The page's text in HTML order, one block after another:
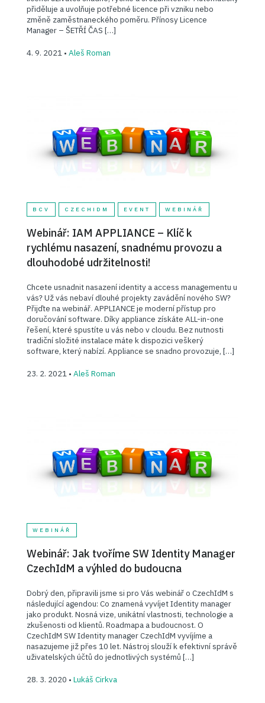
přiděluje a uvolňuje potřebné licence při vzniku nebo
změně zaměstnaneckého poměru. Přínosy Licence
Manager – ŠETŘÍ ČAS […]
4. 9. 2021 • Aleš Roman
BCV CZECHIDM EVENT WEBINÁŘ
Webinář: IAM APPLIANCE – Klíč k
rychlému nasazení, snadnému provozu a
dlouhodobé udržitelnosti!
Chcete usnadnit nasazení identity a access managementu u
vás? Už vás nebaví dlouhé projekty zavádění nového SW?
Přijďte na webinář. APPLIANCE je moderní přístup pro
doručování software. Díky appliance získáte ALL-in-one
řešení, které spustíte u vás nebo v cloudu. Bez nutnosti
tradiční složité instalace máte k dispozici veškerý
software, který nabízí. Appliance se snadno provozuje, […]
23. 2. 2021 • Aleš Roman
WEBINÁŘ
Webinář: Jak tvoříme SW Identity Manager
CzechIdM a výhled do budoucna
Dobrý den, připravili jsme si pro Vás webinář o CzechIdM s
následující agendou: Co znamená vyvíjet Identity manager
jako produkt. Nosná vize, unikátní vlastnosti, technologie a
zkušenosti od klientů. Roadmapa a budoucnost. O
CzechIdM SW Identity manager CzechIdM vyvíjíme a
nasazujeme již přes 10 let. Nástroj slouží k efektivní správě
uživatelských účtů do jednotlivých systémů […]
28. 3. 2020 • Lukáš Cirkva